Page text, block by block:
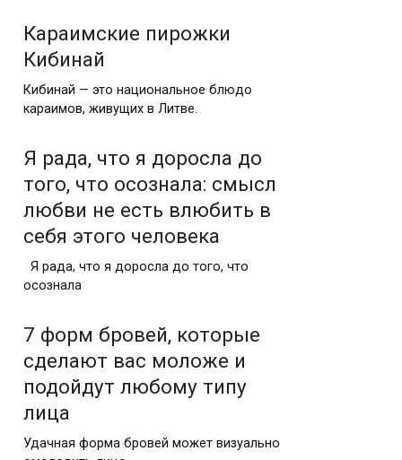
Караимские пирожки
Кибинай
Кибинай — это национальное блюдо
караимов, живущих в Литве.
Я рада, что я доросла до
того, что осознала: смысл
любви не есть влюбить в
себя этого человека
Я рада, что я доросла до того, что
осознала
7 форм бровей, которые
сделают вас моложе и
подойдут любому типу
лица
Удачная форма бровей может визуально